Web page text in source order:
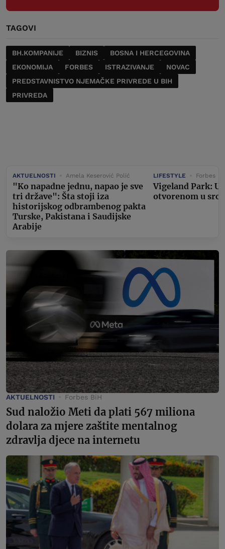
TAGOVI
BH.KOMPANIJE BIZNIS
BOSNA I HERCEGOVINA
EKONOMIJA
FORBES ISTRAZIVANJE
NOVAC
PREDSTAVNISTVO NJEMAČKE PRIVREDE U BIH
PRIVREDA
AKTUELNOSTI Amela Keserović Polić
"Ko napadne jednu, napao je sve
tri države": Šta stoji iza
historijskog odbrambenog pakta
Turske, Pakistana i Saudijske
Arabije
LIFESTYLE Forbes
Vigeland Park:
otvorenom u srcu
AKTUELNOSTI Forbes BiH
Sud naložio Meti da plati 567 miliona
dolara za mjere zaštite mentalnog
zdravlja djece na internetu